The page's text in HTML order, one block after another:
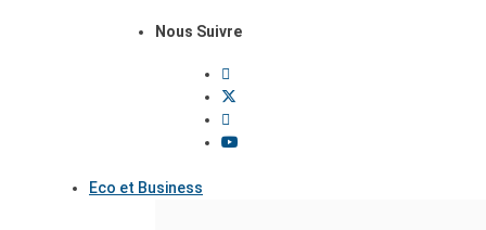
Nous Suivre
Eco et Business